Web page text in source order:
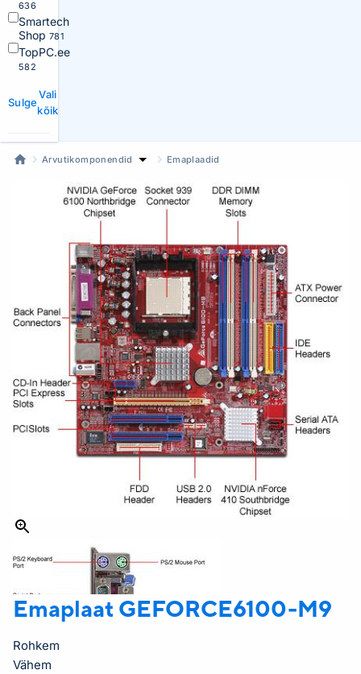
636
Smartech
Shop 781
TopPC.ee
582
Sulge
Vali
kõik
Arvutikomponendid Emaplaadid
Emaplaat GEFORCE6100-M9
Rohkem
Vähem